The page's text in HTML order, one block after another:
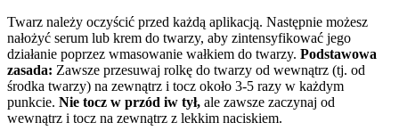
Twarz należy oczyścić przed każdą aplikacją. Następnie możesz
nałożyć serum lub krem do twarzy, aby zintensyfikować jego
działanie poprzez wmasowanie wałkiem do twarzy. Podstawowa
zasada: Zawsze przesuwaj rolkę do twarzy od wewnątrz (tj. od
środka twarzy) na zewnątrz i tocz około 3-5 razy w każdym
punkcie. Nie tocz w przód iw tył, ale zawsze zaczynaj od
wewnątrz i tocz na zewnątrz z lekkim naciskiem.